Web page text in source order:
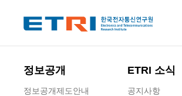
정보공개
정보공개제도안내
ETRI 소식
공지사항